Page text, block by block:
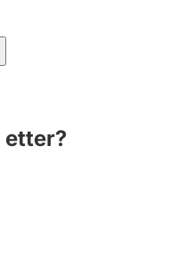
etter?